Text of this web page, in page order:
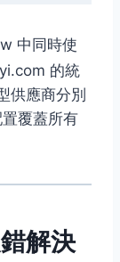
中同時使
的統
供應商分別
覆蓋所有
解決